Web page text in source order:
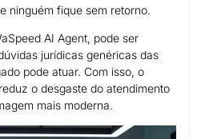
ninguém fique sem retorno.
AI Agent, pode ser
jurídicas genéricas das
pode atuar. Com isso, o
o desgaste do atendimento
mais moderna.